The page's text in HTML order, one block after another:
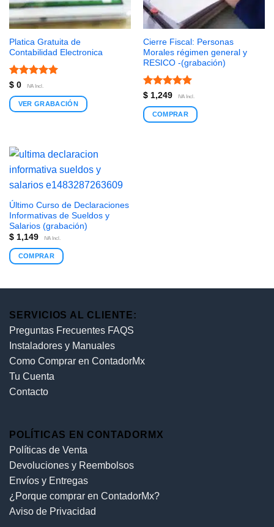
Platica Gratuita de
Contabilidad Electronica
Valorado
con5de 5
$0 IVA Incl.
VER GRABACIÓN
Cierre Fiscal: Personas
Morales régimen general y
RESICO -(grabación)
Valorado
con5de 5
$1,249 IVA Incl.
COMPRAR
Último Curso de Declaraciones
Informativas de Sueldos y
Salarios (grabación)
$1,149 IVA Incl.
COMPRAR
SERVICIOS AL CLIENTE:
Preguntas Frecuentes FAQS
Instaladores y Manuales
Como Comprar en ContadorMx
Tu Cuenta
Contacto
POLÍTICAS EN CONTADORMX
Políticas de Venta
Devoluciones y Reembolsos
Envíos y Entregas
¿Porque comprar en ContadorMx?
Aviso de Privacidad